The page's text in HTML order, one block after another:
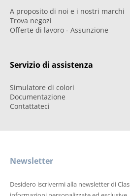
A proposito di noi e i nostri marchi
Trova negozi
Offerte di lavoro - Assunzione
Servizio di assistenza
Simulatore di colori
Documentazione
Contattateci
Newsletter
Desidero iscrivermi alla newsletter di